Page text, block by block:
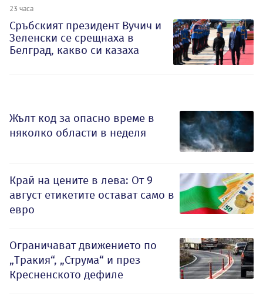
23 часа
Сръбският президент Вучич и
Зеленски се срещнаха в
Белград, какво си казаха
Жълт код за опасно време в
няколко области в неделя
Край на цените в лева: От 9
август етикетите остават само в
евро
Ограничават движението по
„Тракия“, „Струма“ и през
Кресненското дефиле